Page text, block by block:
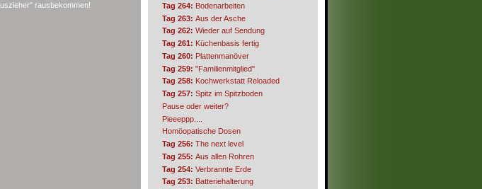
rausbekommen!
Tag 264: Bodenarbeiten
Tag 263: Aus der Asche
Tag 262: Wieder auf Sendung
Tag 261: Küchenbasis fertig
Tag 260: Plattenmanöver
Tag 259: "Familienmitglied"
Tag 258: Kochwerkstatt Reloaded
Tag 257: Spitz im Spitzboden
Pause oder weiter?
Pieeeppp....
Homöopatische Dosen
Tag 256: The next level
Tag 255: Aus allen Rohren
Tag 254: Verbrannte Erde
Tag 253: Batteriehalterung